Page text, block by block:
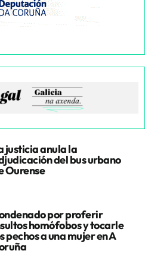
justicia anula la
del bus urbano
Ourense
por proferir
homófobos y tocarle
pechos a una mujer en A